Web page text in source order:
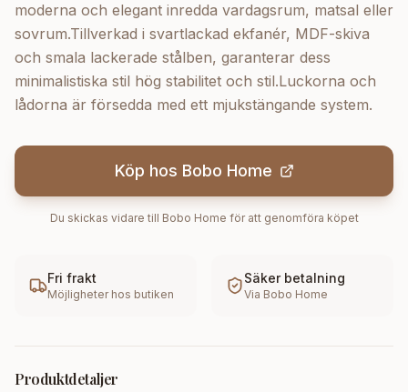
moderna och elegant inredda vardagsrum, matsal eller
sovrum.Tillverkad i svartlackad ekfanér, MDF-skiva
och smala lackerade stålben, garanterar dess
minimalistiska stil hög stabilitet och stil.Luckorna och
lådorna är försedda med ett mjukstängande system.
Köp hos Bobo Home
Du skickas vidare till Bobo Home för att genomföra köpet
Fri frakt
Möjligheter hos butiken
Säker betalning
Via Bobo Home
Produktdetaljer